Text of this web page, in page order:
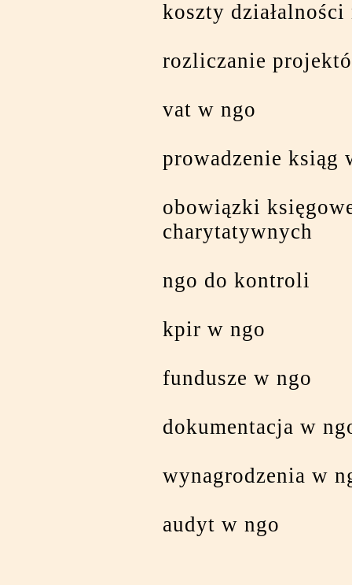
koszty działalności
rozliczanie
vat w ngo
prowadzenie ksiąg
obowiązki
charytatywnych
ngo do kontroli
kpir w ngo
fundusze w ngo
dokumentacja w
wynagrodzenia w
audyt w ngo